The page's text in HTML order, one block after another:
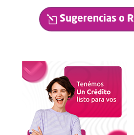
Sugerencias o